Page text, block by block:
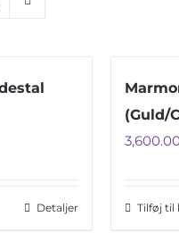
Detaljer
(Guld/
Tilføj til